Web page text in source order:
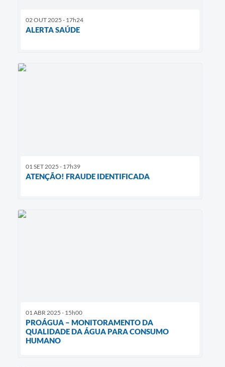
02 OUT 2025 - 17h24
ALERTA SAÚDE
01 SET 2025 - 17h39
ATENÇÃO! FRAUDE IDENTIFICADA
01 ABR 2025 - 15h00
PROÁGUA – MONITORAMENTO DA
QUALIDADE DA ÁGUA PARA CONSUMO
HUMANO